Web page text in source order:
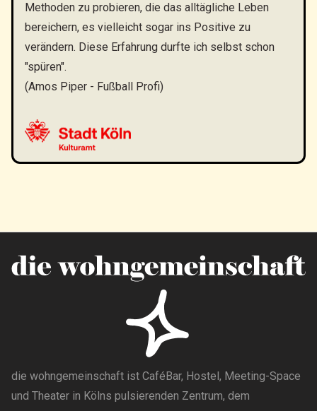
Methoden zu probieren, die das alltägliche Leben
bereichern, es vielleicht sogar ins Positive zu
verändern. Diese Erfahrung durfte ich selbst schon
"spüren".
(Amos Piper - Fußball Profi)
die wohngemeinschaft ist CaféBar, Hostel, Meeting-Space
und Theater in Kölns pulsierenden Zentrum, dem